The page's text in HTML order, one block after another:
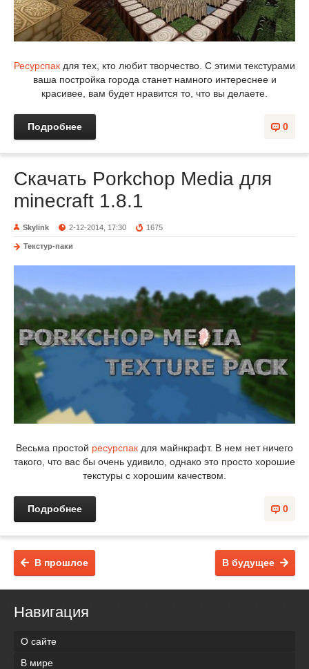
Ресурспак для тех, кто любит творчество. С этими текстурами
ваша постройка города станет намного интереснее и
красивее, вам будет нравится то, что вы делаете.
0
Подробнее
Скачать Porkchop Media для
minecraft 1.8.1
Skylink 2-12-2014, 17:30 1675
Текстур-паки
Весьма простой ресурспак для майнкрафт. В нем нет ничего
такого, что вас бы очень удивило, однако это просто хорошие
текстуры с хорошим качеством.
0
Подробнее
В будущее
В прошлое
Навигация
О сайте
В мире